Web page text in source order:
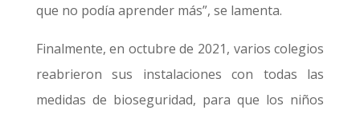
que no podía aprender más”, se lamenta.
Finalmente, en octubre de 2021, varios colegios
reabrieron sus instalaciones con todas las
medidas de bioseguridad, para que los niños